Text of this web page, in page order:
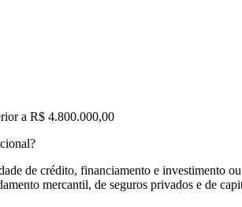
a R$ 4.800.000,00
de crédito, financiamento e investimento
mercantil, de seguros privados e de